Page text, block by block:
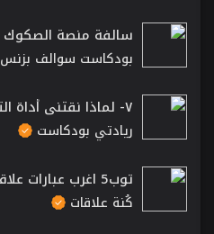
بودكاست سوالف بزنس
٧- لماذا نقتني أداة التثقيب؟
ريادتي بودكاست
توب5 اغرب عبارات علاقات عامة
كُنة علاقات